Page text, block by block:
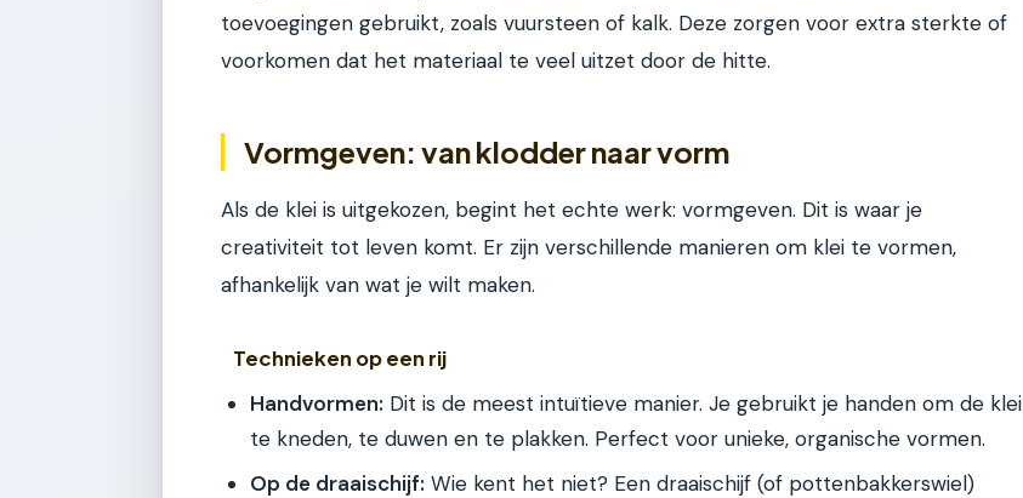
toevoegingen gebruikt, zoals vuursteen of kalk. Deze zorgen voor extra sterkte of
voorkomen dat het materiaal te veel uitzet door de hitte.
Vormgeven: van klodder naar vorm
Als de klei is uitgekozen, begint het echte werk: vormgeven. Dit is waar je
creativiteit tot leven komt. Er zijn verschillende manieren om klei te vormen,
afhankelijk van wat je wilt maken.
Technieken op een rij
Handvormen: Dit is de meest intuïtieve manier. Je gebruikt je handen om de klei
te kneden, te duwen en te plakken. Perfect voor unieke, organische vormen.
Op de draaischijf: Wie kent het niet? Een draaischijf (of pottenbakkerswiel)